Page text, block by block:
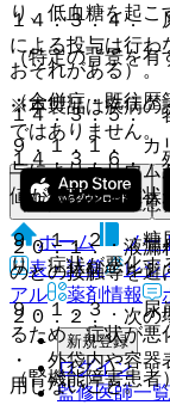
１４．３．４．
による投与は行わ
おそれがある）。
１４．３．５．
１４．３．６．
（取扱い上の注意
２０．１． 液漏
のとの接触等を避
２０．２． 次の
・ 外袋内や容器
用しないこと。
り、低血糖を起
（特定の背景を有
（合併症・既往歴
９．１．１． カ
与によりカリウム
値が低下し、症状
９．１．２． 糖
り、症状が悪化す
９．１．３． 尿
るため、症状が悪
（腎機能障害患者）
※本製品は疾病の
ではありません。
ホーム
ノー
表・計算
レジ
アル
薬剤情報
新規登録
ログイン
監修医師一覧